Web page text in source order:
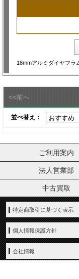
18mmアルミダイヤフラ
<<前へ
並べ替え：
ご利用案内
法人営業部
中古買取
特定商取引に基づく表示
個人情報保護方針
会社情報